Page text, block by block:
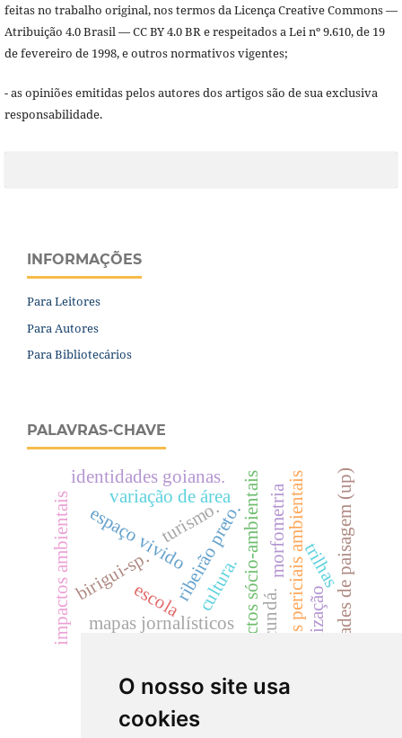
O nosso site usa
cookies
feitas no trabalho original, nos termos da Licença Creative Commons —
Atribuição 4.0 Brasil — CC BY 4.0 BR e respeitados a Lei nº 9.610, de 19
de fevereiro de 1998, e outros normativos vigentes;
- as opiniões emitidas pelos autores dos artigos são de sua exclusiva
responsabilidade.
INFORMAÇÕES
Para Leitores
Para Autores
Para Bibliotecários
PALAVRAS-CHAVE
mapas jornalísticos
birigui-sp. impactos sócio-ambientaisjacundá.laudos periciais ambientais
ribeirão preto.
espaço vivido
cultura.
variação de área
identidades goianas.
turismo. morfometria trilhas
impactos ambientais unidades de paisagem (up)
tribalização
escola